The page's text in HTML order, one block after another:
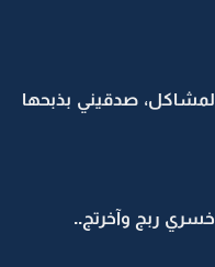
صدقيني بذبحها
ربج وآخرتج..